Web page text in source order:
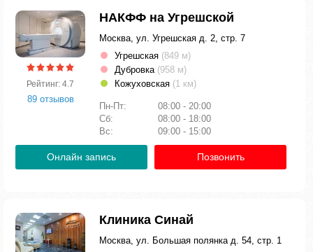
Рейтинг: 4.7
89 отзывов
НАКФФ на Угрешской
Москва, ул. Угрешская д. 2, стр. 7
Угрешская (849 м)
Дубровка (958 м)
Кожуховская (1 км)
Пн-Пт:
08:00 - 20:00
Сб:
08:00 - 18:00
Вс:
09:00 - 15:00
Онлайн запись Позвонить
Клиника Синай
Москва, ул. Большая полянка д. 54, стр. 1